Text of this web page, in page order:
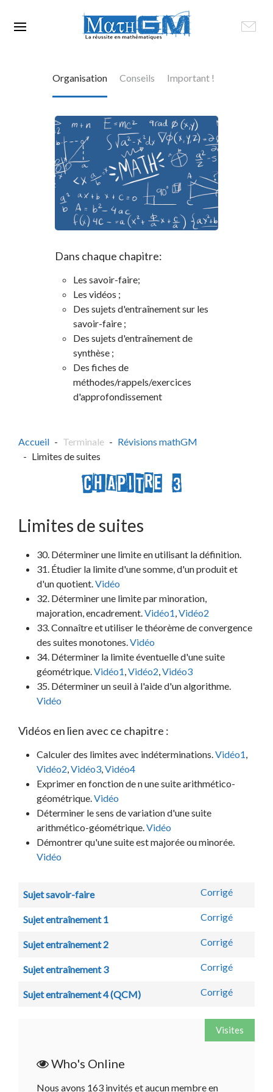
Organisation Conseils Important !
Dans chaque chapitre:
Les savoir-faire;
Les vidéos ;
Des sujets d'entraînement sur les
savoir-faire ;
Des sujets d'entraînement de
synthèse ;
Des fiches de
méthodes/rappels/exercices
d'approfondissement
Accueil Terminale
Révisions mathGM
Limites de suites
Limites de suites
30. Déterminer une limite en utilisant la définition.
31. Étudier la limite d'une somme, d'un produit et
d'un quotient.Vidéo
32. Déterminer une limite par minoration,
majoration, encadrement.Vidéo1,Vidéo2
33. Connaître et utiliser le théorème de convergence
des suites monotones.Vidéo
34. Déterminer la limite éventuelle d'une suite
géométrique.Vidéo1,Vidéo2,Vidéo3
35. Déterminer un seuil à l'aide d'un algorithme.
Vidéo
Vidéos en lien avec ce chapitre :
Calculer des limites avec indéterminations.Vidéo1,
Vidéo2,Vidéo3,Vidéo4
Exprimer en fonction de n une suite arithmético-
géométrique.Vidéo
Déterminer le sens de variation d'une suite
arithmético-géométrique.Vidéo
Démontrer qu'une suite est majorée ou minorée.
Vidéo
Sujet savoir-faire Corrigé
Sujet entraînement 1 Corrigé
Sujet entraînement 2 Corrigé
Sujet entraînement 3 Corrigé
Sujet entraînement 4 (QCM) Corrigé
Visites
Who's Online
Nous avons 163 invités et aucun membre en